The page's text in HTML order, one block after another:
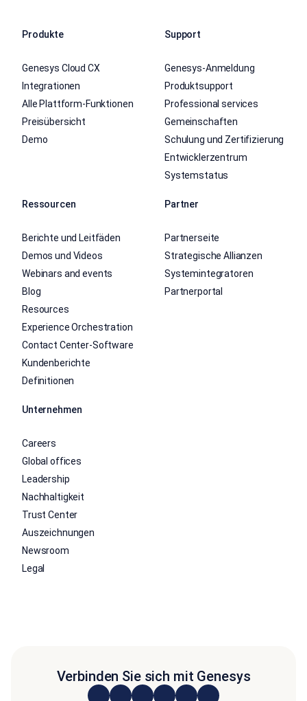
Produkte
Genesys Cloud CX
Integrationen
Alle Plattform-Funktionen
Preisübersicht
Demo
Support
Genesys-Anmeldung
Produktsupport
Professional services
Gemeinschaften
Schulung und Zertifizierung
Entwicklerzentrum
Systemstatus
Ressourcen
Berichte und Leitfäden
Demos und Videos
Webinars and events
Blog
Resources
Experience Orchestration
Contact Center-Software
Kundenberichte
Definitionen
Partner
Partnerseite
Strategische Allianzen
Systemintegratoren
Partnerportal
Unternehmen
Careers
Global offices
Leadership
Nachhaltigkeit
Trust Center
Auszeichnungen
Newsroom
Legal
Verbinden Sie sich mit Genesys